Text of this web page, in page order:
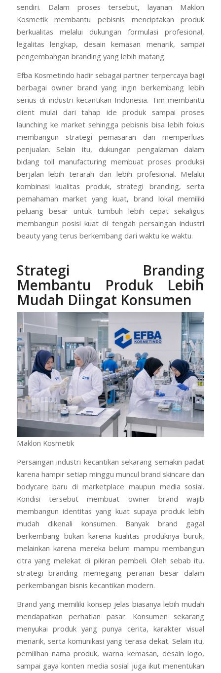
sendiri. Dalam proses tersebut, layanan Maklon
Kosmetik membantu pebisnis menciptakan produk
berkualitas melalui dukungan formulasi profesional,
legalitas lengkap, desain kemasan menarik, sampai
pengembangan branding yang lebih matang.
Efba Kosmetindo hadir sebagai partner terpercaya bagi
berbagai owner brand yang ingin berkembang lebih
serius di industri kecantikan Indonesia. Tim membantu
client mulai dari tahap ide produk sampai proses
launching ke market sehingga pebisnis bisa lebih fokus
membangun strategi pemasaran dan memperluas
penjualan. Selain itu, dukungan pengalaman dalam
bidang toll manufacturing membuat proses produksi
berjalan lebih terarah dan lebih profesional. Melalui
kombinasi kualitas produk, strategi branding, serta
pemahaman market yang kuat, brand lokal memiliki
peluang besar untuk tumbuh lebih cepat sekaligus
membangun posisi kuat di tengah persaingan industri
beauty yang terus berkembang dari waktu ke waktu.
Strategi Branding
Membantu Produk Lebih
Mudah Diingat Konsumen
Maklon Kosmetik
Persaingan industri kecantikan sekarang semakin padat
karena hampir setiap minggu muncul brand skincare dan
bodycare baru di marketplace maupun media sosial.
Kondisi tersebut membuat owner brand wajib
membangun identitas yang kuat supaya produk lebih
mudah dikenali konsumen. Banyak brand gagal
berkembang bukan karena kualitas produknya buruk,
melainkan karena mereka belum mampu membangun
citra yang melekat di pikiran pembeli. Oleh sebab itu,
strategi branding memegang peranan besar dalam
perkembangan bisnis kecantikan modern.
Brand yang memiliki konsep jelas biasanya lebih mudah
mendapatkan perhatian pasar. Konsumen sekarang
menyukai produk yang punya cerita, karakter visual
menarik, serta komunikasi yang terasa dekat. Selain itu,
pemilihan nama produk, warna kemasan, desain logo,
sampai gaya konten media sosial juga ikut menentukan